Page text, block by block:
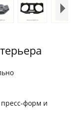
форм и